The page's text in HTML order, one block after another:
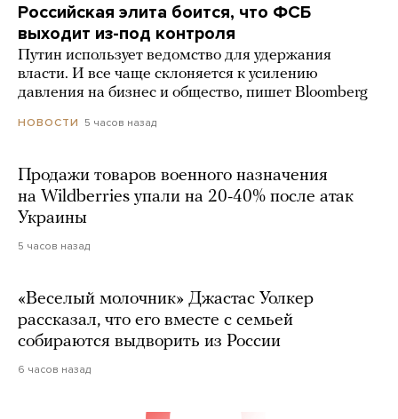
Российская элита боится, что ФСБ
выходит из-под контроля
Путин использует ведомство для удержания
власти. И все чаще склоняется к усилению
давления на бизнес и общество, пишет Bloomberg
НОВОСТИ 5 часов назад
Продажи товаров военного назначения
на Wildberries упали на 20-40% после атак
Украины
5 часов назад
«Веселый молочник» Джастас Уолкер
рассказал, что его вместе с семьей
собираются выдворить из России
6 часов назад